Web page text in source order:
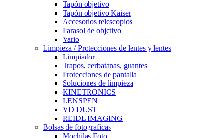
Tapón objetivo
Tapón objetivo Kaiser
Accesorios telescopios
Parasol de objetivo
Vario
Limpieza / Protecciones de lentes y lentes
Limpiador
Trapos, cerbatanas, guantes
Protecciones de pantalla
Soluciones de limpieza
KINETRONICS
LENSPEN
VD DUST
REIDL IMAGING
Bolsas de fotograficas
Mochilas Foto